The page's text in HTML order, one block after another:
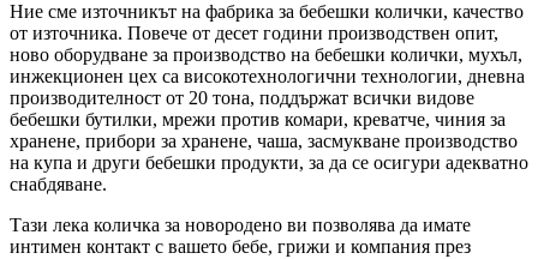
Ние сме източникът на фабрика за бебешки колички, качество
от източника. Повече от десет години производствен опит,
ново оборудване за производство на бебешки колички, мухъл,
инжекционен цех са високотехнологични технологии, дневна
производителност от 20 тона, поддържат всички видове
бебешки бутилки, мрежи против комари, креватче, чиния за
хранене, прибори за хранене, чаша, засмукване производство
на купа и други бебешки продукти, за да се осигури адекватно
снабдяване.
Тази лека количка за новородено ви позволява да имате
интимен контакт с вашето бебе, грижи и компания през